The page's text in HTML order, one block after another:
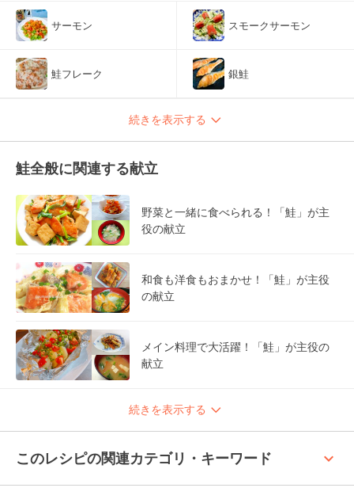
サーモン スモークサーモン
鮭フレーク 銀鮭
続きを表示する
鮭全般に関連する献立
野菜と一緒に食べられる！「鮭」が主
役の献立
和食も洋食もおまかせ！「鮭」が主役
の献立
メイン料理で大活躍！「鮭」が主役の
献立
続きを表示する
このレシピの関連カテゴリ・キーワード keyboard_arrow_up